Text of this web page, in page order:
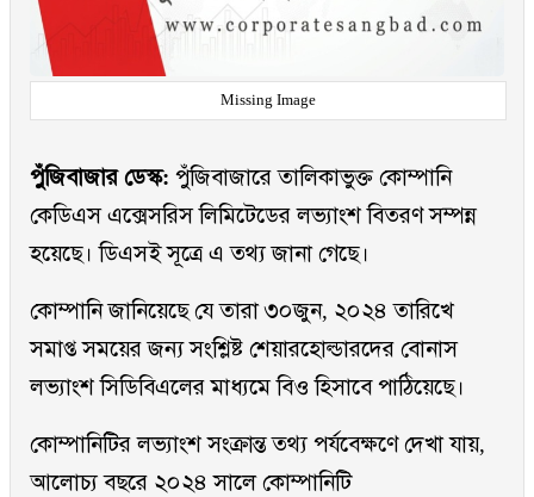
Missing Image
পুঁজিবাজার ডেস্ক: পুঁজিবাজারে তালিকাভুক্ত কোম্পানি
কেডিএস এক্সেসরিস লিমিটেডের লভ্যাংশ বিতরণ সম্পন্ন
হয়েছে। ডিএসই সূত্রে এ তথ্য জানা গেছে।
কোম্পানি জানিয়েছে যে তারা ৩০জুন, ২০২৪ তারিখে
সমাপ্ত সময়ের জন্য সংশ্লিষ্ট শেয়ারহোল্ডারদের বোনাস
লভ্যাংশ সিডিবিএলের মাধ্যমে বিও হিসাবে পাঠিয়েছে।
কোম্পানিটির লভ্যাংশ সংক্রান্ত তথ্য পর্যবেক্ষণে দেখা যায়,
আলোচ্য বছরে ২০২৪ সালে কোম্পানিটি